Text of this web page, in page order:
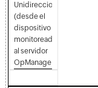
Unidireccional
(desde el
dispositivo
monitoreado
al servidor
OpManager)